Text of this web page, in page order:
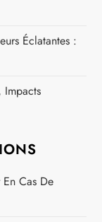
Éclatantes :
Cas De